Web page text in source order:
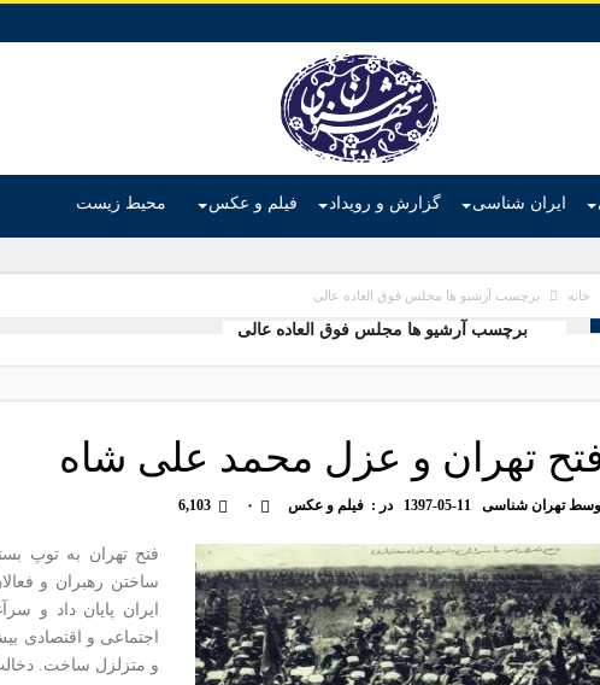
ایران شناسی گزارش و رویداد فیلم و عکس محیط زیست
خانه برچسب آرشیو ها مجلس فوق العاده عالی
برچسب آرشیو ها مجلس فوق العاده عالی
تهران و عزل محمد علی شاه
تهران شناسی 1397-05-11 در : فیلم و عکس ۰ 6,103
ساختن رهبران و
ایران پایان داد و
و متزلزل ساخت.